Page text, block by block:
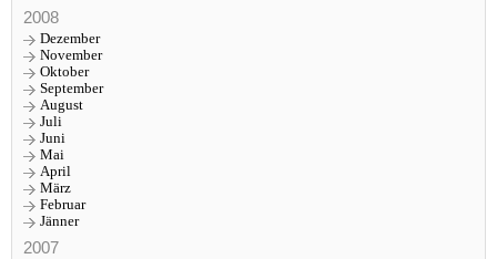
2008
Dezember
November
Oktober
September
August
Juli
Juni
Mai
April
März
Februar
Jänner
2007